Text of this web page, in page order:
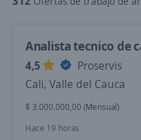
Analista tecnico de
4,5
Proservis
Cali, Valle del Cauca
$ 3.000.000,00 (Mensual)
Hace 19 horas